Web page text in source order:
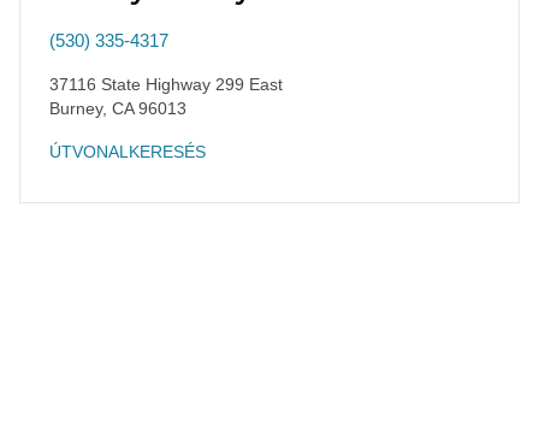
(530) 335-4317
37116 State Highway 299 East
Burney, CA96013
ÚTVONALKERESÉS